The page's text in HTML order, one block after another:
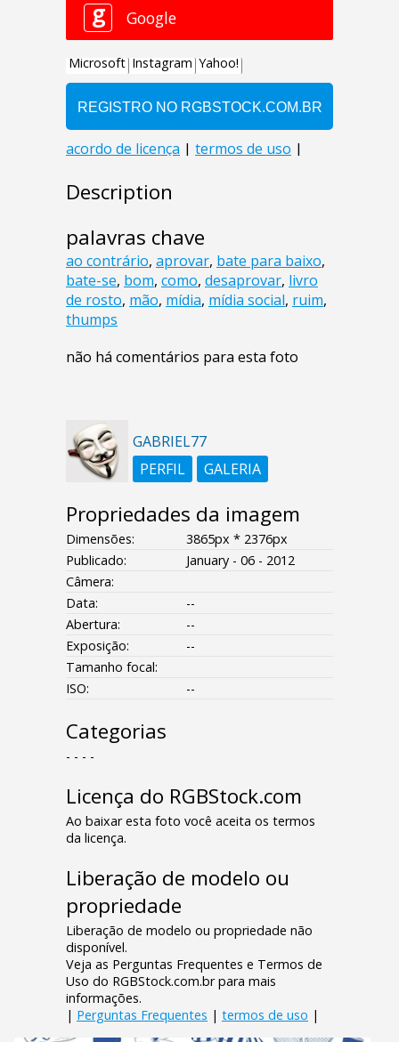
Description
palavras chave
ao contrário, aprovar, bate para baixo,
bate-se, bom, como, desaprovar, livro
de rosto, mão, mídia, mídia social, ruim,
thumps
não há comentários para esta foto
GABRIEL77
PERFIL
GALERIA
Propriedades da imagem
Dimensões:
3865px * 2376px
Publicado:
January - 06 - 2012
Câmera:
Data:
--
Abertura:
--
Exposição:
--
Tamanho focal:
ISO:
--
Categorias
- - - -
Licença do RGBStock.com
Ao baixar esta foto você aceita os termos
da licença.
Liberação de modelo ou
propriedade
Liberação de modelo ou propriedade não
disponível.
Veja as Perguntas Frequentes e Termos de
Uso do RGBStock.com.br para mais
informações.
| Perguntas Frequentes | termos de uso |